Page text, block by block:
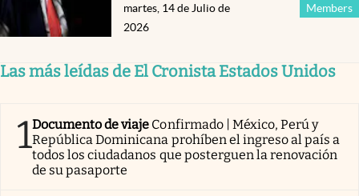
Members
martes, 14 de Julio de
2026
Las más leídas de El Cronista Estados Unidos
1Documento de viaje Confirmado | México, Perú y
República Dominicana prohíben el ingreso al país a
todos los ciudadanos que posterguen la renovación
de su pasaporte